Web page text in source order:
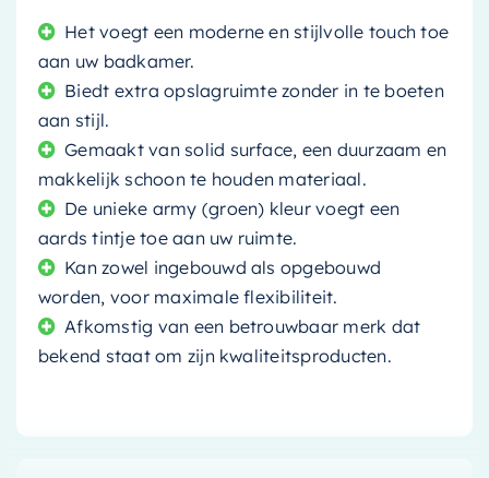
Het voegt een moderne en stijlvolle touch toe
aan uw badkamer.
Biedt extra opslagruimte zonder in te boeten
aan stijl.
Gemaakt van solid surface, een duurzaam en
makkelijk schoon te houden materiaal.
De unieke army (groen) kleur voegt een
aards tintje toe aan uw ruimte.
Kan zowel ingebouwd als opgebouwd
worden, voor maximale flexibiliteit.
Afkomstig van een betrouwbaar merk dat
bekend staat om zijn kwaliteitsproducten.